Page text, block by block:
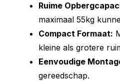
Ruime
maximaal 55kg
Compact Formaat:
kleine als grotere
Eenvoudige
gereedschap.